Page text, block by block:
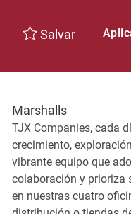
Salvar
Marshalls
TJX Companies, cada
crecimiento,
vibrante equipo que
colaboración y prioriza
en nuestras cuatro